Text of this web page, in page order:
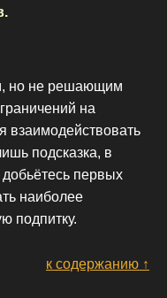
но не решающим
на
взаимодействовать
подсказка, в
первых
наиболее
подпитку.
к содержанию ↑